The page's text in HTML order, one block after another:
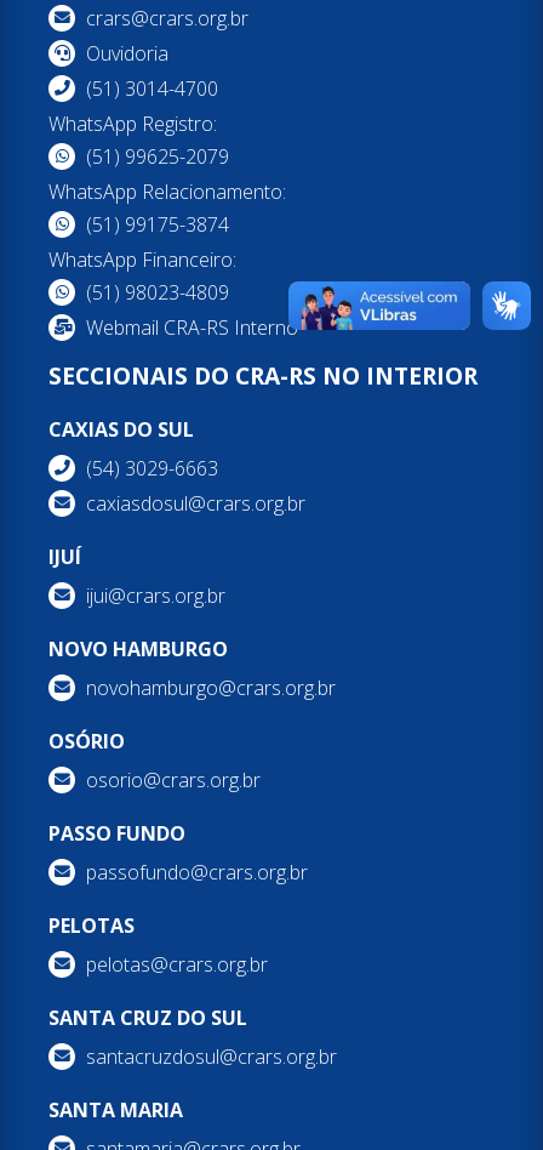
crars@crars.org.br
Ouvidoria
(51) 3014-4700
WhatsApp Registro:
(51) 99625-2079
WhatsApp Relacionamento:
(51) 99175-3874
WhatsApp Financeiro:
(51) 98023-4809
Webmail CRA-RS Interno
SECCIONAIS DO CRA-RS NO INTERIOR
CAXIAS DO SUL
(54) 3029-6663
caxiasdosul@crars.org.br
IJUÍ
ijui@crars.org.br
NOVO HAMBURGO
novohamburgo@crars.org.br
OSÓRIO
osorio@crars.org.br
PASSO FUNDO
passofundo@crars.org.br
PELOTAS
pelotas@crars.org.br
SANTA CRUZ DO SUL
santacruzdosul@crars.org.br
SANTA MARIA